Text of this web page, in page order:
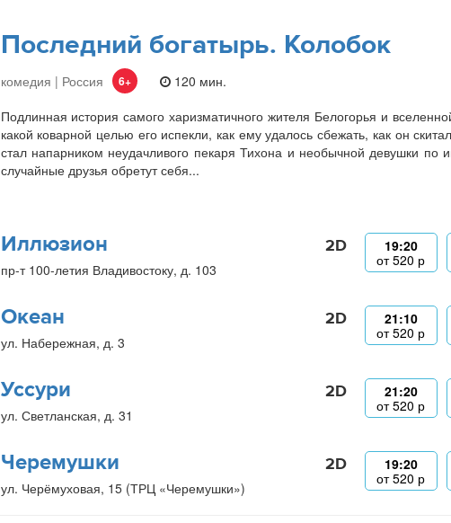
Последний богатырь. Колобок
комедия | Россия 6+
120 мин.
Подлинная история самого харизматичного жителя Белогорья и
какой коварной целью его испекли, как ему удалось сбежать, как он
стал напарником неудачливого пекаря Тихона и необычной девушки
случайные друзья обретут себя...
Иллюзион
пр-т 100-летия Владивостоку, д. 103
2D
19:20
от520 р
Океан
ул. Набережная, д. 3
2D
21:10
от520 р
Уссури
ул. Светланская, д. 31
2D
21:20
от520 р
Черемушки
ул. Черёмуховая, 15 (ТРЦ «Черемушки»)
2D
19:20
от520 р